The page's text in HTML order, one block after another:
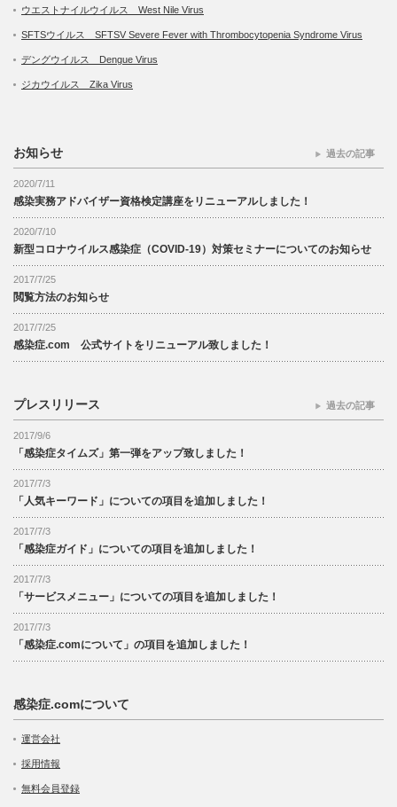
ウエストナイルウイルス West Nile Virus
SFTSウイルス SFTSV Severe Fever with Thrombocytopenia Syndrome Virus
デングウイルス Dengue Virus
ジカウイルス Zika Virus
お知らせ
2020/7/11
感染実務アドバイザー資格検定講座をリニューアルしました！
2020/7/10
新型コロナウイルス感染症（COVID-19）対策セミナーについてのお知らせ
2017/7/25
閲覧方法のお知らせ
2017/7/25
感染症.com 公式サイトをリニューアル致しました！
過去の記事
プレスリリース
2017/9/6
「感染症タイムズ」第一弾をアップ致しました！
2017/7/3
「人気キーワード」についての項目を追加しました！
2017/7/3
「感染症ガイド」についての項目を追加しました！
2017/7/3
「サービスメニュー」についての項目を追加しました！
2017/7/3
「感染症.comについて」の項目を追加しました！
過去の記事
感染症.comについて
運営会社
採用情報
無料会員登録